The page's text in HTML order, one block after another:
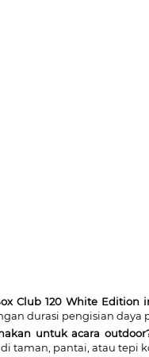
Club 120 White Edition
durasi pengisian daya
untuk acara
taman, pantai, atau tepi